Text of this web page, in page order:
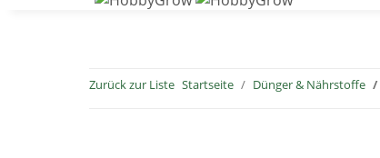
Zurück zur Liste Startseite Dünger & Nährstoffe